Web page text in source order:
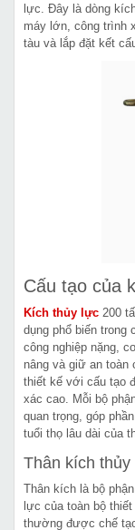
lực. Đây là dòng
máy lớn, công trình
tàu và lắp đặt kết
Cấu tạo của
Kích thủy lực 200
dụng phổ biến trong
công nghiệp nặng,
nâng và giữ an toàn
thiết kế với cấu tạo
xác cao. Mỗi bộ
quan trọng, góp
tuổi thọ lâu dài của
Thân kích
Thân kích là bộ
lực của toàn bộ
thường được chế